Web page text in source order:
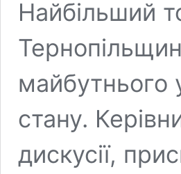
Найбільший
майбутнього
стану.
дискусії,